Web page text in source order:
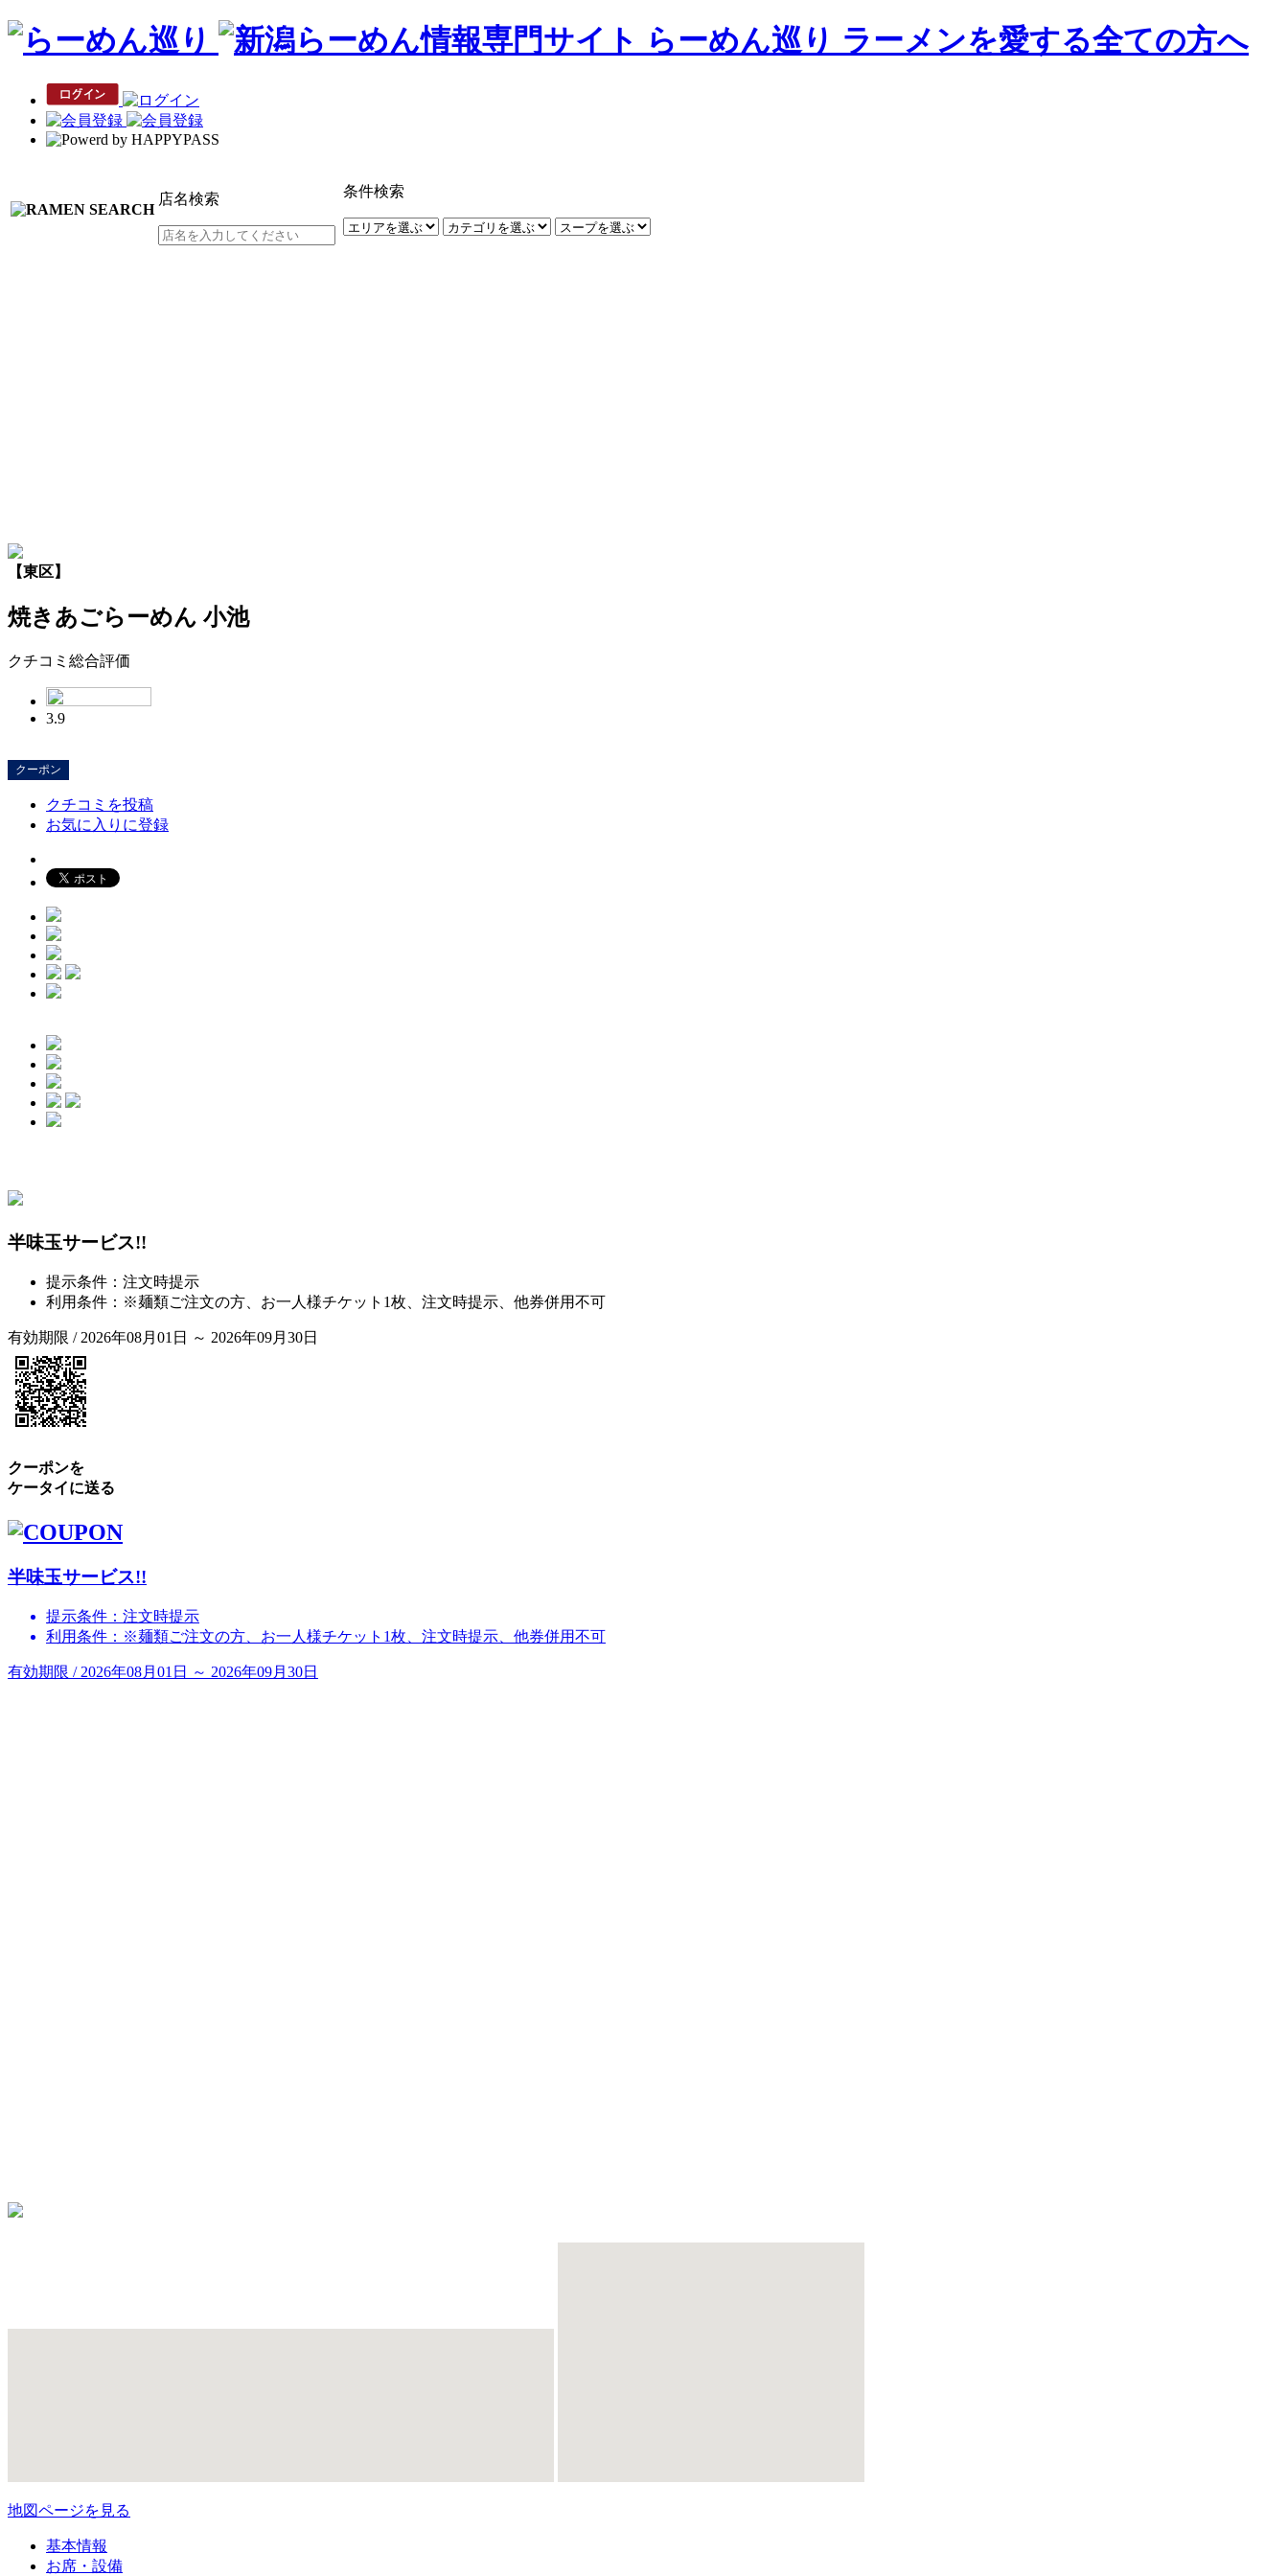
店名検索 条件検索
【東区】
焼きあごらーめん 小池
クチコミ総合評価
3.9
クーポン
クチコミを投稿
お気に入りに登録
半味玉サービス!!
提示条件：注文時提示
利用条件：※麺類ご注文の方、お一人様チケット1枚、注文時提示、他券併用不可
有効期限 / 2026年08月01日 ～ 2026年09月30日
クーポンを
ケータイに送る
半味玉サービス!!
提示条件：注文時提示
利用条件：※麺類ご注文の方、お一人様チケット1枚、注文時提示、他券併用不可
有効期限 / 2026年08月01日 ～ 2026年09月30日
地図ページを見る
基本情報
お席・設備